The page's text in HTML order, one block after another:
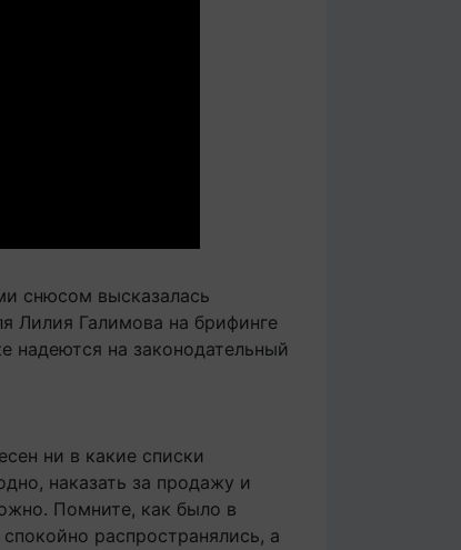
снюсом высказалась
Лилия Галимова на брифинге
надеются на законодательный
ни в какие списки
наказать за продажу и
Помните, как было в
распространялись, а